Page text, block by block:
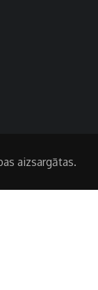
aizsargātas.